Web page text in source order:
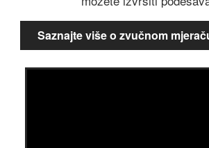
Saznajte više o zvučnom